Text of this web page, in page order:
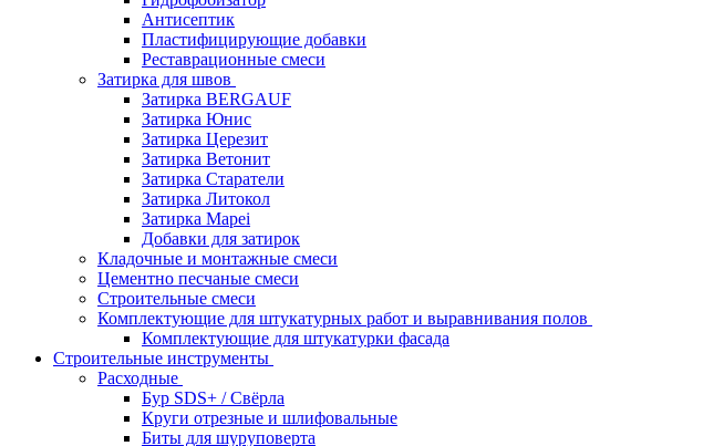
Антисептик
Пластифицирующие добавки
Реставрационные смеси
Затирка для швов
Затирка BERGAUF
Затирка Юнис
Затирка Церезит
Затирка Ветонит
Затирка Старатели
Затирка Литокол
Затирка Mapei
Добавки для затирок
Кладочные и монтажные смеси
Цементно песчаные смеси
Строительные смеси
Комплектующие для штукатурных работ и выравнивания полов
Комплектующие для штукатурки фасада
Строительные инструменты
Расходные
Бур SDS+ / Свёрла
Круги отрезные и шлифовальные
Биты для шуруповерта